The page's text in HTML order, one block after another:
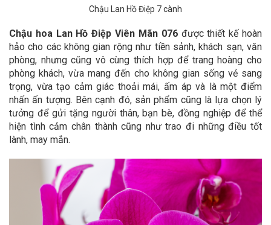
Chậu Lan Hồ Điệp 7 cành
Chậu hoa Lan Hồ Điệp Viên Mãn 076được thiết kế hoàn
hảo cho các không gian rộng như tiền sảnh, khách sạn, văn
phòng, nhưng cũng vô cùng thích hợp để trang hoàng cho
phòng khách, vừa mang đến cho không gian sống vẻ sang
trọng, vừa tạo cảm giác thoải mái, ấm áp và là một điểm
nhấn ấn tượng. Bên cạnh đó, sản phẩm cũng là lựa chọn lý
tưởng để gửi tặng người thân, bạn bè, đồng nghiệp để thể
hiện tình cảm chân thành cũng như trao đi những điều tốt
lành, may mắn.